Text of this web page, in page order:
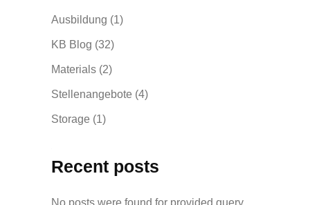
Ausbildung (1)
KB Blog (32)
Materials (2)
Stellenangebote (4)
Storage (1)
Recent posts
No posts were found for provided query